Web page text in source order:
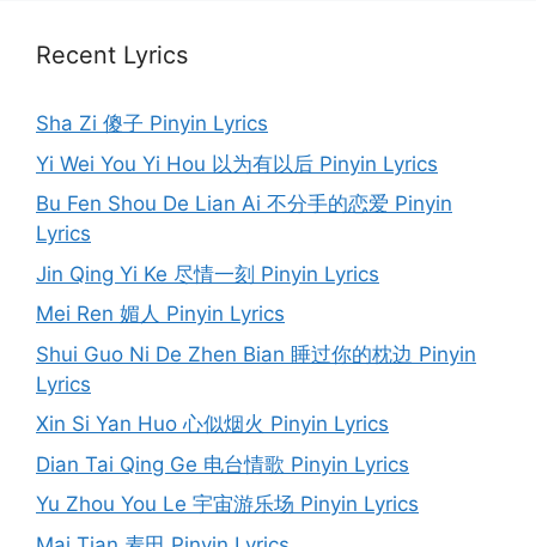
Recent Lyrics
Sha Zi 傻子 Pinyin Lyrics
Yi Wei You Yi Hou 以为有以后 Pinyin Lyrics
Bu Fen Shou De Lian Ai 不分手的恋爱 Pinyin
Lyrics
Jin Qing Yi Ke 尽情一刻 Pinyin Lyrics
Mei Ren 媚人 Pinyin Lyrics
Shui Guo Ni De Zhen Bian 睡过你的枕边 Pinyin
Lyrics
Xin Si Yan Huo 心似烟火 Pinyin Lyrics
Dian Tai Qing Ge 电台情歌 Pinyin Lyrics
Yu Zhou You Le 宇宙游乐场 Pinyin Lyrics